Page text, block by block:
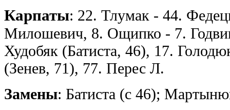
Карпаты: 22. Тлумак - 44.
Милошевич, 8. Ощипко - 7.
Худобяк (Батиста, 46), 17.
(Зенев, 71), 77. Перес Л.
Замены: Батиста (с 46);